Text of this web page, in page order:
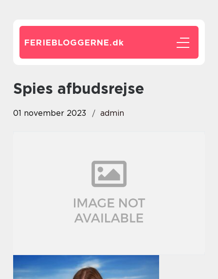
FERIEBLOGGERNE.dk
spies afbudsrejse
01 november 2023 admin